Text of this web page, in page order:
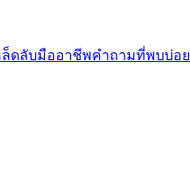
ล็ดลับมืออาชีพคำถามที่พบบ่อย